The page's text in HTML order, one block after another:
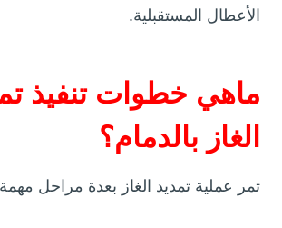
الأعطال المستقبلية.
ماهي خطوات تنفيذ
الغاز بالدمام؟
تمر عملية تمديد الغاز بعدة مراحل